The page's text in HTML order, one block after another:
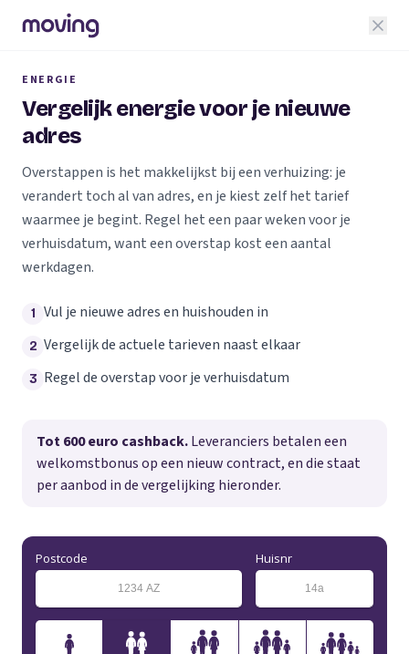
ENERGIE
Vergelijk energie voor je nieuwe
adres
Overstappen is het makkelijkst bij een verhuizing: je
verandert toch al van adres, en je kiest zelf het tarief
waarmee je begint. Regel het een paar weken voor je
verhuisdatum, want een overstap kost een aantal
werkdagen.
1 Vul je nieuwe adres en huishouden in
2 Vergelijk de actuele tarieven naast elkaar
3 Regel de overstap voor je verhuisdatum
Tot 600 euro cashback.Leveranciers betalen een
welkomstbonus op een nieuw contract, en die staat
per aanbod in de vergelijking hieronder.